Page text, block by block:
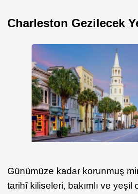
Charleston Gezilecek
Günümüze kadar korunmuş
tarihî kiliseleri, bakımlı ve yeşil